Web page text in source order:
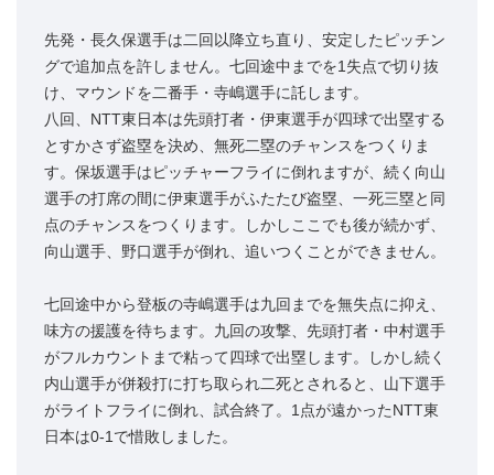
先発・長久保選手は二回以降立ち直り、安定したピッチン
グで追加点を許しません。七回途中までを1失点で切り抜
け、マウンドを二番手・寺嶋選手に託します。
八回、NTT東日本は先頭打者・伊東選手が四球で出塁する
とすかさず盗塁を決め、無死二塁のチャンスをつくりま
す。保坂選手はピッチャーフライに倒れますが、続く向山
選手の打席の間に伊東選手がふたたび盗塁、一死三塁と同
点のチャンスをつくります。しかしここでも後が続かず、
向山選手、野口選手が倒れ、追いつくことができません。
七回途中から登板の寺嶋選手は九回までを無失点に抑え、
味方の援護を待ちます。九回の攻撃、先頭打者・中村選手
がフルカウントまで粘って四球で出塁します。しかし続く
内山選手が併殺打に打ち取られ二死とされると、山下選手
がライトフライに倒れ、試合終了。1点が遠かったNTT東
日本は0-1で惜敗しました。